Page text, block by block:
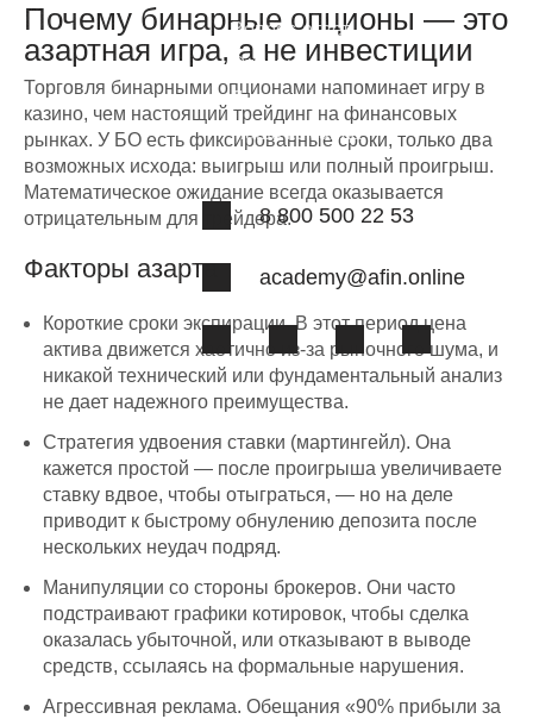
Вопрос-ответ
Отзывы
Лицензии
Наша команда
8 800 500 22 53
academy@afin.online
Почему бинарные опционы — это
азартная игра, а не инвестиции
Торговля бинарными опционами напоминает игру в
казино, чем настоящий трейдинг на финансовых
рынках. У БО есть фиксированные сроки, только два
возможных исхода: выигрыш или полный проигрыш.
Математическое ожидание всегда оказывается
отрицательным для трейдера.
Факторы азарта
Короткие сроки экспирации. В этот период цена
актива движется хаотично из-за рыночного шума, и
никакой технический или фундаментальный анализ
не дает надежного преимущества.
Стратегия удвоения ставки (мартингейл). Она
кажется простой — после проигрыша увеличиваете
ставку вдвое, чтобы отыграться, — но на деле
приводит к быстрому обнулению депозита после
нескольких неудач подряд.
Манипуляции со стороны брокеров. Они часто
подстраивают графики котировок, чтобы сделка
оказалась убыточной, или отказывают в выводе
средств, ссылаясь на формальные нарушения.
Агрессивная реклама. Обещания «90% прибыли за